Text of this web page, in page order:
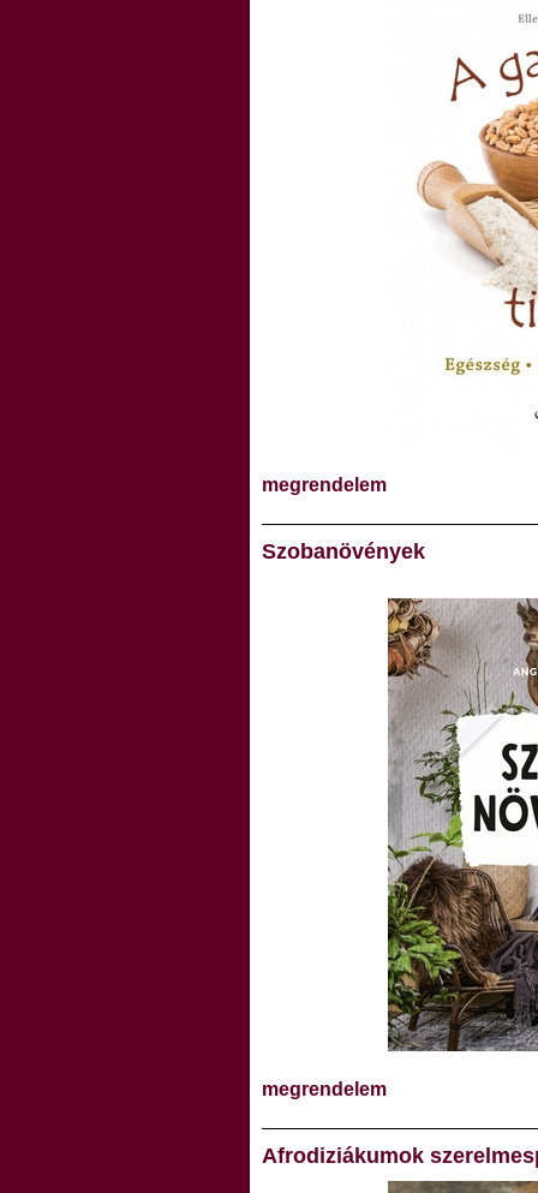
megrendelem
Szobanövények
megrendelem
Afrodiziákumok